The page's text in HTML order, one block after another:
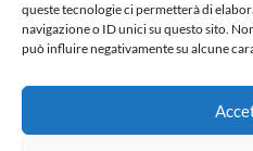
queste tecnologie ci permetterà di
navigazione o ID unici su questo sito.
può influire negativamente su alcune
Registro e-commerce
info@kromovernici.com+39